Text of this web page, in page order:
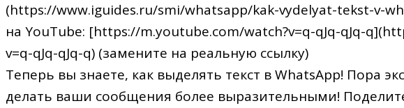
(https://www.iguides.ru/smi/whatsapp/kak-vydelyat-tekst-v-
на YouTube: [https://m.youtube.com/watch?v=q-qJq-qJq-
v=q-qJq-qJq-q) (замените на реальную ссылку)
Теперь вы знаете, как выделять текст в WhatsApp! Пора
делать ваши сообщения более выразительными!